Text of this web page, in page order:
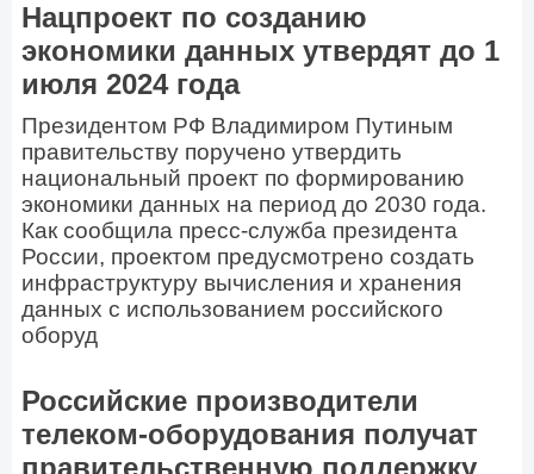
Нацпроект по созданию
экономики данных утвердят до 1
июля 2024 года
Президентом РФ Владимиром Путиным
правительству поручено утвердить
национальный проект по формированию
экономики данных на период до 2030 года.
Как сообщила пресс-служба президента
России, проектом предусмотрено создать
инфраструктуру вычисления и хранения
данных с использованием российского
оборуд
Российские производители
телеком-оборудования получат
правительственную поддержку